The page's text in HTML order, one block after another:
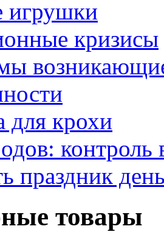
игрушки
кризисы
для крохи
контроль
праздник
товары